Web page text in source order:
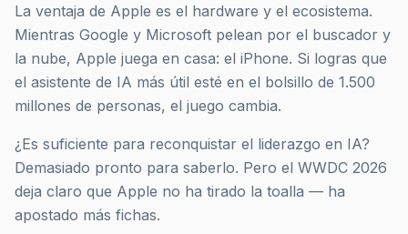
La ventaja de Apple es el hardware y el ecosistema.
Mientras Google y Microsoft pelean por el buscador y
la nube, Apple juega en casa: el iPhone. Si logras que
el asistente de IA más útil esté en el bolsillo de 1.500
millones de personas, el juego cambia.
¿Es suficiente para reconquistar el liderazgo en IA?
Demasiado pronto para saberlo. Pero el WWDC 2026
deja claro que Apple no ha tirado la toalla — ha
apostado más fichas.